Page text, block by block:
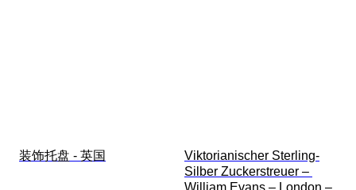
装饰托盘 - 英国
Viktorianischer Sterling-
Silber Zuckerstreuer –